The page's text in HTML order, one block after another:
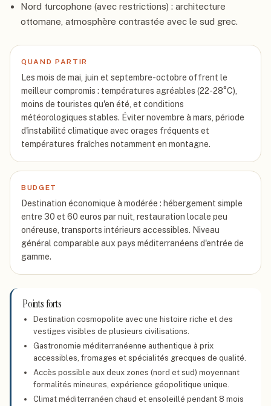
Nord turcophone (avec restrictions) : architecture
ottomane, atmosphère contrastée avec le sud grec.
QUAND PARTIR
Les mois de mai, juin et septembre-octobre offrent le
meilleur compromis : températures agréables (22-28°C),
moins de touristes qu'en été, et conditions
météorologiques stables. Éviter novembre à mars, période
d'instabilité climatique avec orages fréquents et
températures fraîches notamment en montagne.
BUDGET
Destination économique à modérée : hébergement simple
entre 30 et 60 euros par nuit, restauration locale peu
onéreuse, transports intérieurs accessibles. Niveau
général comparable aux pays méditerranéens d'entrée de
gamme.
Points forts
Destination cosmopolite avec une histoire riche et des
vestiges visibles de plusieurs civilisations.
Gastronomie méditerranéenne authentique à prix
accessibles, fromages et spécialités grecques de qualité.
Accès possible aux deux zones (nord et sud) moyennant
formalités mineures, expérience géopolitique unique.
Climat méditerranéen chaud et ensoleillé pendant 8 mois